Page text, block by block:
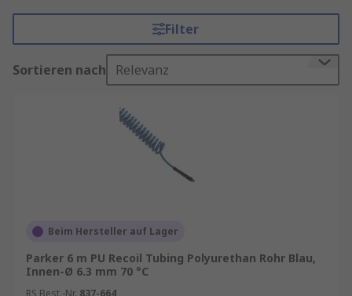
Bewegungsfreiheit.
Ein Luftspiralschlauch ist ein spezieller
Druckluftschlauch, der in einer Spirale gewickelt
ist. Diese Bauform sorgt dafür, dass der Schlauch
sich bei Nichtgebrauch automatisch
zusammenzieht und somit weniger Platz
beansprucht. Gleichzeitig verhindert die
Spiralform ein Verheddern oder Knicken, was die
Arbeitssicherheit und Effizienz erhöht.
eine garantierte Lieferung am nächsten Werktag
sowie zum Mindestbestellwert für eine
kostenfreie Lieferung finden Sie auf der
Filter
Sortieren nach Relevanz
Beim Hersteller auf Lager
Parker 6 m PU Recoil Tubing Polyurethan Rohr Blau,
Innen-Ø 6.3 mm 70 °C
RS Best.-Nr. 837-664